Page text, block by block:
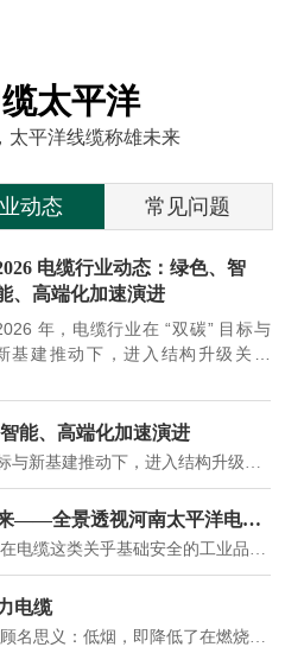
太平洋
太平洋线缆称雄未来
动态 常见问题
电缆行业动态：绿色、智
、高端化加速演进
年，电缆行业在 “双碳” 目标与
基建推动下，进入结构升级关键
清晰趋势，市场格局持续优化。
能、高端化加速演进
实力铸就信任，匠心连接未来——全景透视河南太平洋电缆厂
在选择长期合作伙伴时，尤其是在电缆这类关乎基础安全的工业品上，供应商的“内在实力”远比一纸报价单更重要。今天，我们邀请您“云参观”河南太平洋电缆厂，透过每一个细节，看我们如何将“可靠”二字，铸入每一米电缆。
电缆
低烟无卤电力电缆是什么电缆？顾名思义：低烟，即降低了在燃烧时有害物体的产生；卤素对于人体来说是一种有毒气体，无卤就是没有毒气体的释放，通常是针对电缆遇火灾时而言的。低烟无卤电力电缆又可以称之为环保电缆，低烟无卤电缆大多数用于医院和对环境卫生要求比较严格的地方。